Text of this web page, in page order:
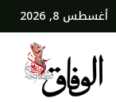
أغسطس 8, 2026